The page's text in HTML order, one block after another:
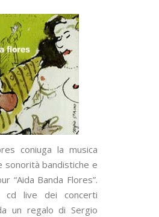
coniuga la musica
sonorità bandistiche e
“Aida Banda Flores”.
cd live dei concerti
un regalo di Sergio